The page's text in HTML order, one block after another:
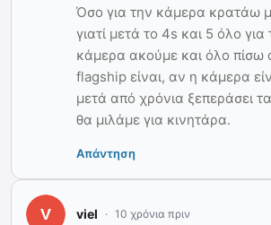
Όσο για την κάμερα κρατάω
γιατί μετά το 4s και 5 όλο
κάμερα ακούμε και όλο πίσω
flagship είναι, αν η κάμερα
μετά από χρόνια ξεπεράσει
θα μιλάμε για κινητάρα.
Απάντηση
viel 10 χρόνια πριν